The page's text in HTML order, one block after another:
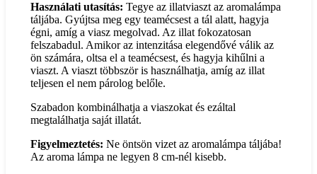
Használati utasítás: Tegye az illatviaszt az aromalámpa
táljába. Gyújtsa meg egy teamécsest a tál alatt, hagyja
égni, amíg a viasz megolvad. Az illat fokozatosan
felszabadul. Amikor az intenzitása elegendővé válik az
ön számára, oltsa el a teamécsest, és hagyja kihűlni a
viaszt. A viaszt többször is használhatja, amíg az illat
teljesen el nem párolog belőle.
Szabadon kombinálhatja a viaszokat és ezáltal
megtalálhatja saját illatát.
Figyelmeztetés: Ne öntsön vizet az aromalámpa táljába!
Az aroma lámpa ne legyen 8 cm-nél kisebb.